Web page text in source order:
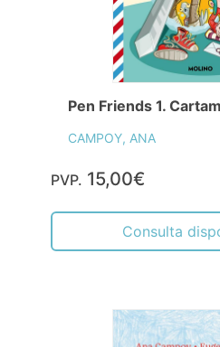
Pen Friends 1.
CAMPOY, ANA
PVP. 15,00€
Consulta